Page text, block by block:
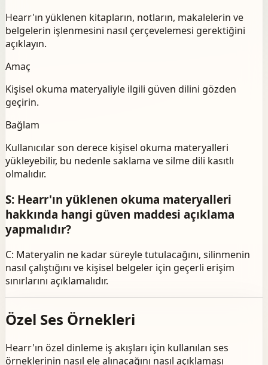
Hearr'ın yüklenen kitapların, notların, makalelerin ve
belgelerin işlenmesini nasıl çerçevelemesi gerektiğini
açıklayın.
Amaç
Kişisel okuma materyaliyle ilgili güven dilini gözden
geçirin.
Bağlam
Kullanıcılar son derece kişisel okuma materyalleri
yükleyebilir, bu nedenle saklama ve silme dili kasıtlı
olmalıdır.
S: Hearr'ın yüklenen okuma materyalleri
hakkında hangi güven maddesi açıklama
yapmalıdır?
C: Materyalin ne kadar süreyle tutulacağını, silinmenin
nasıl çalıştığını ve kişisel belgeler için geçerli erişim
sınırlarını açıklamalıdır.
Özel Ses Örnekleri
Hearr'ın özel dinleme iş akışları için kullanılan ses
örneklerinin nasıl ele alınacağını nasıl açıklaması